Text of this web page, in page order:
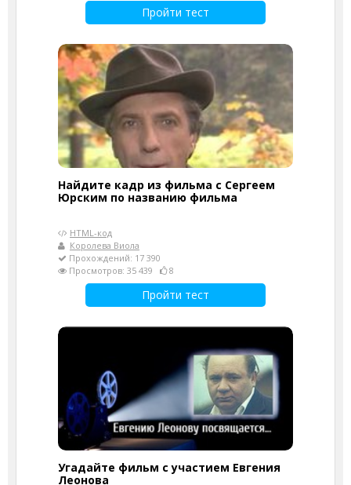
Пройти тест
Найдите кадр из фильма с Сергеем
Юрским по названию фильма
HTML-код
Королева Виола
Прохождений: 17 390
Просмотров: 35 439
8
Пройти тест
Угадайте фильм с участием Евгения
Леонова